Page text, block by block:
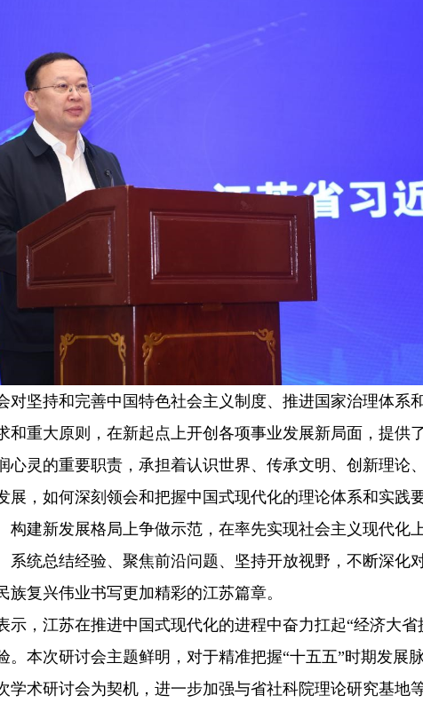
坚持和完善中国特色社会主义制度、推进国家治理体系
重大原则，在新起点上开创各项事业发展新局面，提供
灵的重要职责，承担着认识世界、传承文明、创新理论
，如何深刻领会和把握中国式现代化的理论体系和实践
构建新发展格局上争做示范，在率先实现社会主义现代化
统总结经验、聚焦前沿问题、坚持开放视野，不断深化
复兴伟业书写更加精彩的江苏篇章。
江苏在推进中国式现代化的进程中奋力扛起“经济大省
本次研讨会主题鲜明，对于精准把握“十五五”时期发展
术研讨会为契机，进一步加强与省社科院理论研究基地